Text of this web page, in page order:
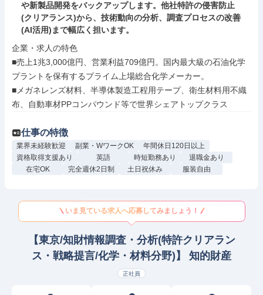
や新製品開発をバックアップします。他社特許の侵害防止
(クリアランス)から、技術動向の分析、調査プロセスの改善
(AI活用)まで幅広く担います。
企業・求人の特色
■売上1兆3,000億円、営業利益709億円。国内最大級の石油化学
プラントを保有するプライム上場総合化学メーカー。
■メガネレンズ材料、半導体製造工程用テープ、衛生材料用不織
布、自動車材PPコンパウンド等で世界シェアトップクラス
仕事の特徴
業界未経験歓迎 副業・WワークOK
年間休日120日以上
資格取得支援あり
英語 時短勤務あり
退職金あり
在宅OK
完全週休2日制 土日祝休み 服装自由
いま見ている求人へ応募してみましょう！
【東京/知財情報調査・分析(特許クリアラン
ス・戦略提言/化学・材料分野)】 知的財産
正社員